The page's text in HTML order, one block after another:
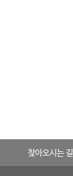
찾아오시는 길